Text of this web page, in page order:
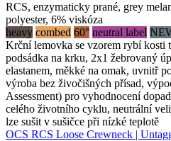
RCS, enzymaticky prané, grey
polyester, 6% viskóza
heavy combed 60° neutral label
Krční lemovka se vzorem rybí kosti
podsádka na krku, 2x1 žebrovaný
elastanem, měkké na omak, uvnitř
výroba bez živočišných přísad,
Assessment) pro vyhodnocení
celého životního cyklu, neutrální
lze sušit v sušičce při nízké teplotě
OCS RCS Loose Crewneck |